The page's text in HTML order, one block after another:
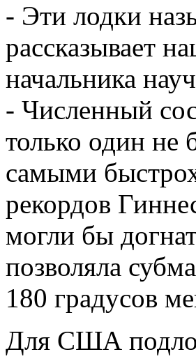
- Эти лодки
рассказывает
начальника
- Численный
только один
самыми
рекордов
могли бы
позволяла
180 градусов
Для США